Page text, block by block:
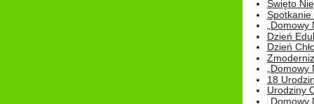
Święto
Spotkanie
Dzień
Dzień
18
Urodziny